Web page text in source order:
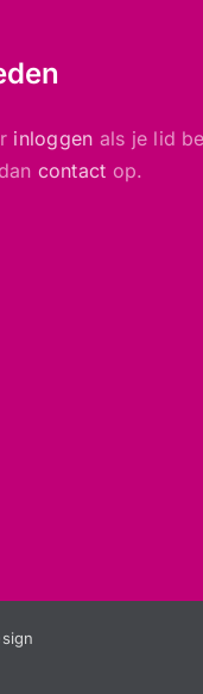
inloggen als je lid
contact op.